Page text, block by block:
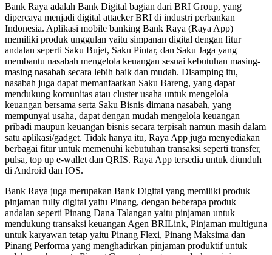
Bank Raya adalah Bank Digital bagian dari BRI Group, yang
dipercaya menjadi digital attacker BRI di industri perbankan
Indonesia. Aplikasi mobile banking Bank Raya (Raya App)
memiliki produk unggulan yaitu simpanan digital dengan fitur
andalan seperti Saku Bujet, Saku Pintar, dan Saku Jaga yang
membantu nasabah mengelola keuangan sesuai kebutuhan masing-
masing nasabah secara lebih baik dan mudah. Disamping itu,
nasabah juga dapat memanfaatkan Saku Bareng, yang dapat
mendukung komunitas atau cluster usaha untuk mengelola
keuangan bersama serta Saku Bisnis dimana nasabah, yang
mempunyai usaha, dapat dengan mudah mengelola keuangan
pribadi maupun keuangan bisnis secara terpisah namun masih dalam
satu aplikasi/gadget. Tidak hanya itu, Raya App juga menyediakan
berbagai fitur untuk memenuhi kebutuhan transaksi seperti transfer,
pulsa, top up e-wallet dan QRIS. Raya App tersedia untuk diunduh
di Android dan IOS.
Bank Raya juga merupakan Bank Digital yang memiliki produk
pinjaman fully digital yaitu Pinang, dengan beberapa produk
andalan seperti Pinang Dana Talangan yaitu pinjaman untuk
mendukung transaksi keuangan Agen BRILink, Pinjaman multiguna
untuk karyawan tetap yaitu Pinang Flexi, Pinang Maksima dan
Pinang Performa yang menghadirkan pinjaman produktif untuk